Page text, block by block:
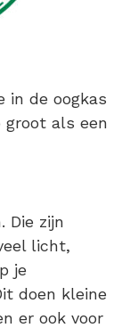
in de oogkas
groot als een
Die zijn
licht,
je
doen kleine
er ook voor